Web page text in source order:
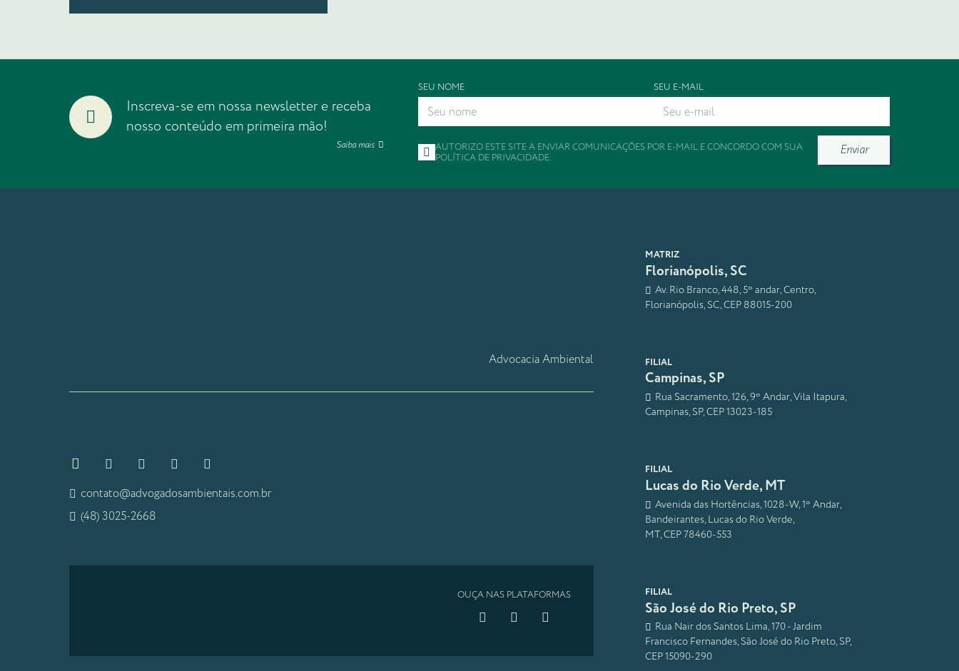
Inscreva-se em nossa newsletter e receba
nosso conteúdo em primeira mão!
Saiba mais
SEU NOME SEU E-MAIL
AUTORIZO ESTE SITE A ENVIAR COMUNICAÇÕES POR E-MAIL E CONCORDO COM SUA
POLÍTICA DE PRIVACIDADE. Enviar
Advocacia Ambiental
contato@advogadosambientais.com.br
(48) 3025-2668
OUÇA NAS PLATAFORMAS
MATRIZ
Florianópolis, SC
Av. Rio Branco, 448, 5º andar, Centro,
Florianópolis, SC, CEP 88015-200
FILIAL
Campinas, SP
Rua Sacramento, 126, 9º Andar, Vila Itapura,
Campinas, SP, CEP 13023-185
FILIAL
Lucas do Rio Verde, MT
Avenida das Hortências, 1028-W, 1º Andar,
Bandeirantes, Lucas do Rio Verde,
MT, CEP 78460-553
FILIAL
São José do Rio Preto, SP
Rua Nair dos Santos Lima, 170 - Jardim
Francisco Fernandes, São José do Rio Preto, SP,
CEP 15090-290